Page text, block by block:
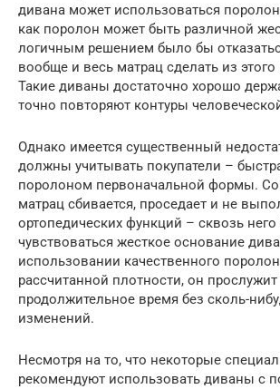
дивана может использоваться
как поролон может быть различной
логичным решением было бы
вообще и весь матрац сделать из этого
Такие диваны достаточно хорошо
точно повторяют контуры
Однако имеется существенный
должны учитывать покупатели –
поролоном первоначальной формы.
матрац сбивается, проседает и не
ортопедических функций – сквозь него
чувствоваться жесткое основание
использовании качественного
рассчитанной плотности, он прослужит
продолжительное время без сколь-
изменений.
Несмотря на то, что некоторые
рекомендуют использовать диваны с